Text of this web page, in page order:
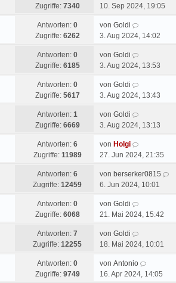
Zugriffe: 7340
10. Sep 2024, 19:05
Antworten: 0
Zugriffe: 6262
von Goldi
3. Aug 2024, 14:02
Antworten: 0
Zugriffe: 6185
von Goldi
3. Aug 2024, 13:53
Antworten: 0
Zugriffe: 5617
von Goldi
3. Aug 2024, 13:43
Antworten: 1
Zugriffe: 6669
von Goldi
3. Aug 2024, 13:13
Antworten: 6
Zugriffe: 11989
von Holgi
27. Jun 2024, 21:35
Antworten: 6
Zugriffe: 12459
von berserker0815
6. Jun 2024, 10:01
Antworten: 0
Zugriffe: 6068
von Goldi
21. Mai 2024, 15:42
Antworten: 7
Zugriffe: 12255
von Goldi
18. Mai 2024, 10:01
Antworten: 0
Zugriffe: 9749
von Antonio
16. Apr 2024, 14:05